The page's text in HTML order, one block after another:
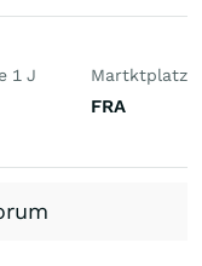
1 J Martktplatz
FRA